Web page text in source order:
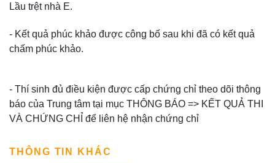
Lầu trệt nhà E.
- Kết quả phúc khảo được công bố sau khi đã có kết quả
chấm phúc khảo.
- Thí sinh đủ điều kiện được cấp chứng chỉ theo dõi thông
báo của Trung tâm tại mục THÔNG BÁO => KẾT QUẢ THI
VÀ CHỨNG CHỈ để liên hệ nhận chứng chỉ
THÔNG TIN KHÁC